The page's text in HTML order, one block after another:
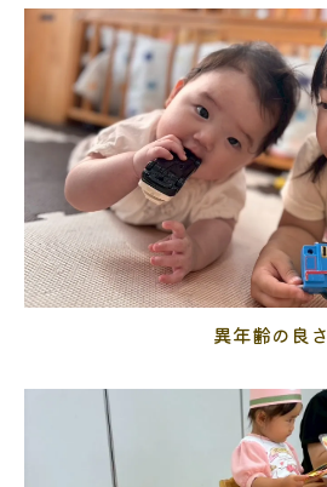
異年齢の良さ